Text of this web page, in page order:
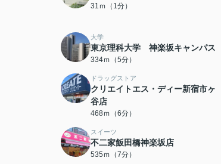
31ｍ（1分）
大学
東京理科大学 神楽坂キャンパス
334ｍ（5分）
ドラッグストア
クリエイトエス・ディー新宿市ヶ
谷店
468ｍ（6分）
スイーツ
不二家飯田橋神楽坂店
535ｍ（7分）